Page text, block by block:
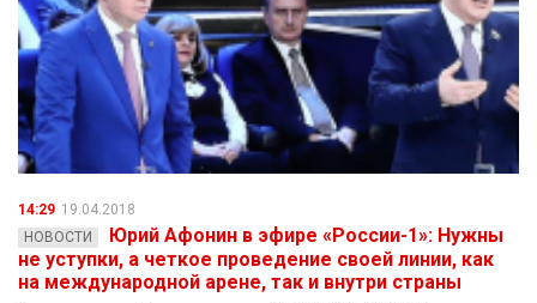
14:29 19.04.2018
НОВОСТИ
Юрий Афонин в эфире «России-1»: Нужны
не уступки, а четкое проведение своей линии, как
на международной арене, так и внутри страны